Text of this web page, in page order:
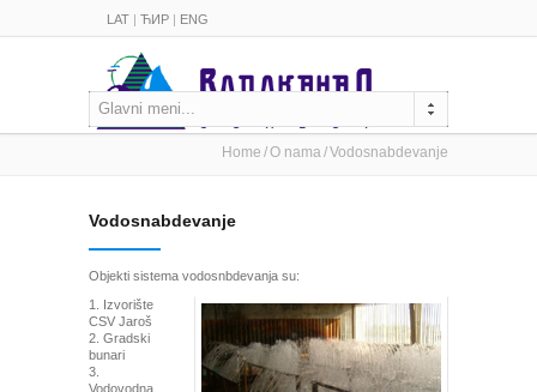
LAT | ЋИР | ENG
Glavni meni...
Home O nama Vodosnabdevanje
Vodosnabdevanje
Objekti sistema vodosnbdevanja su:
1. Izvorište
CSV Jaroš
2. Gradski
bunari
3.
Vodovodna